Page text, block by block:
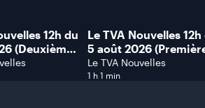
12h du
(Deuxième
Le TVA Nouvelles 12h
5 août 2026
heure)
Le TVA Nouvelles
1 h 1 min